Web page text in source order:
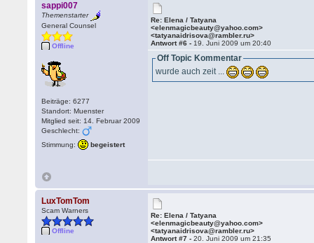
sappi007
Themenstarter
General Counsel
Offline
Beiträge: 6277
Standort: Muenster
Mitglied seit: 14. Februar 2009
Geschlecht:
Stimmung:
begeistert
Re: Elena / Tatyana
<elenmagicbeauty@yahoo.com>
<tatyanaidrisova@rambler.ru>
Antwort #6 - 19. Juni 2009 um 20:40
Off Topic Kommentar
wurde auch zeit ...
LuxTomTom
Scam Warners
Offline
Re: Elena / Tatyana
<elenmagicbeauty@yahoo.com>
<tatyanaidrisova@rambler.ru>
Antwort #7 -20. Juni 2009 um 21:35